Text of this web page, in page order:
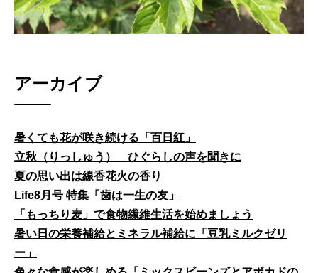
アーカイブ
暑くても花が咲き続ける「百日紅」
立秋（りっしゅう） ひぐらしの声を聞きに
夏の思い出は線香花火の香り
Life8月号 特集「歯は一生の友」
「もっちり麦」で食物繊維生活を始めましょう
暑い日の栄養補給とミネラル補給に「豆乳ミルクゼリ
ー」